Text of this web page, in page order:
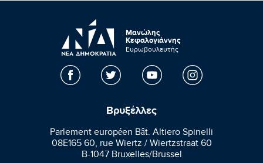
Μανώλης
Κεφαλογιάννης
Ευρωβουλευτής
Βρυξέλλες
Parlement européen Bât. Altiero Spinelli
08E165 60, rue Wiertz / Wiertzstraat 60
B-1047 Bruxelles/Brussel